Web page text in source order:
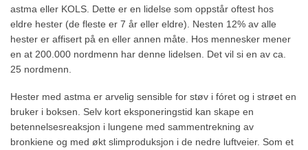
astma eller KOLS. Dette er en lidelse som oppstår oftest hos
eldre hester (de fleste er 7 år eller eldre). Nesten 12% av alle
hester er affisert på en eller annen måte. Hos mennesker mener
en at 200.000 nordmenn har denne lidelsen. Det vil si en av ca.
25 nordmenn.
Hester med astma er arvelig sensible for støv i fóret og i strøet en
bruker i boksen. Selv kort eksponeringstid kan skape en
betennelsesreaksjon i lungene med sammentrekning av
bronkiene og med økt slimproduksjon i de nedre luftveier. Som et